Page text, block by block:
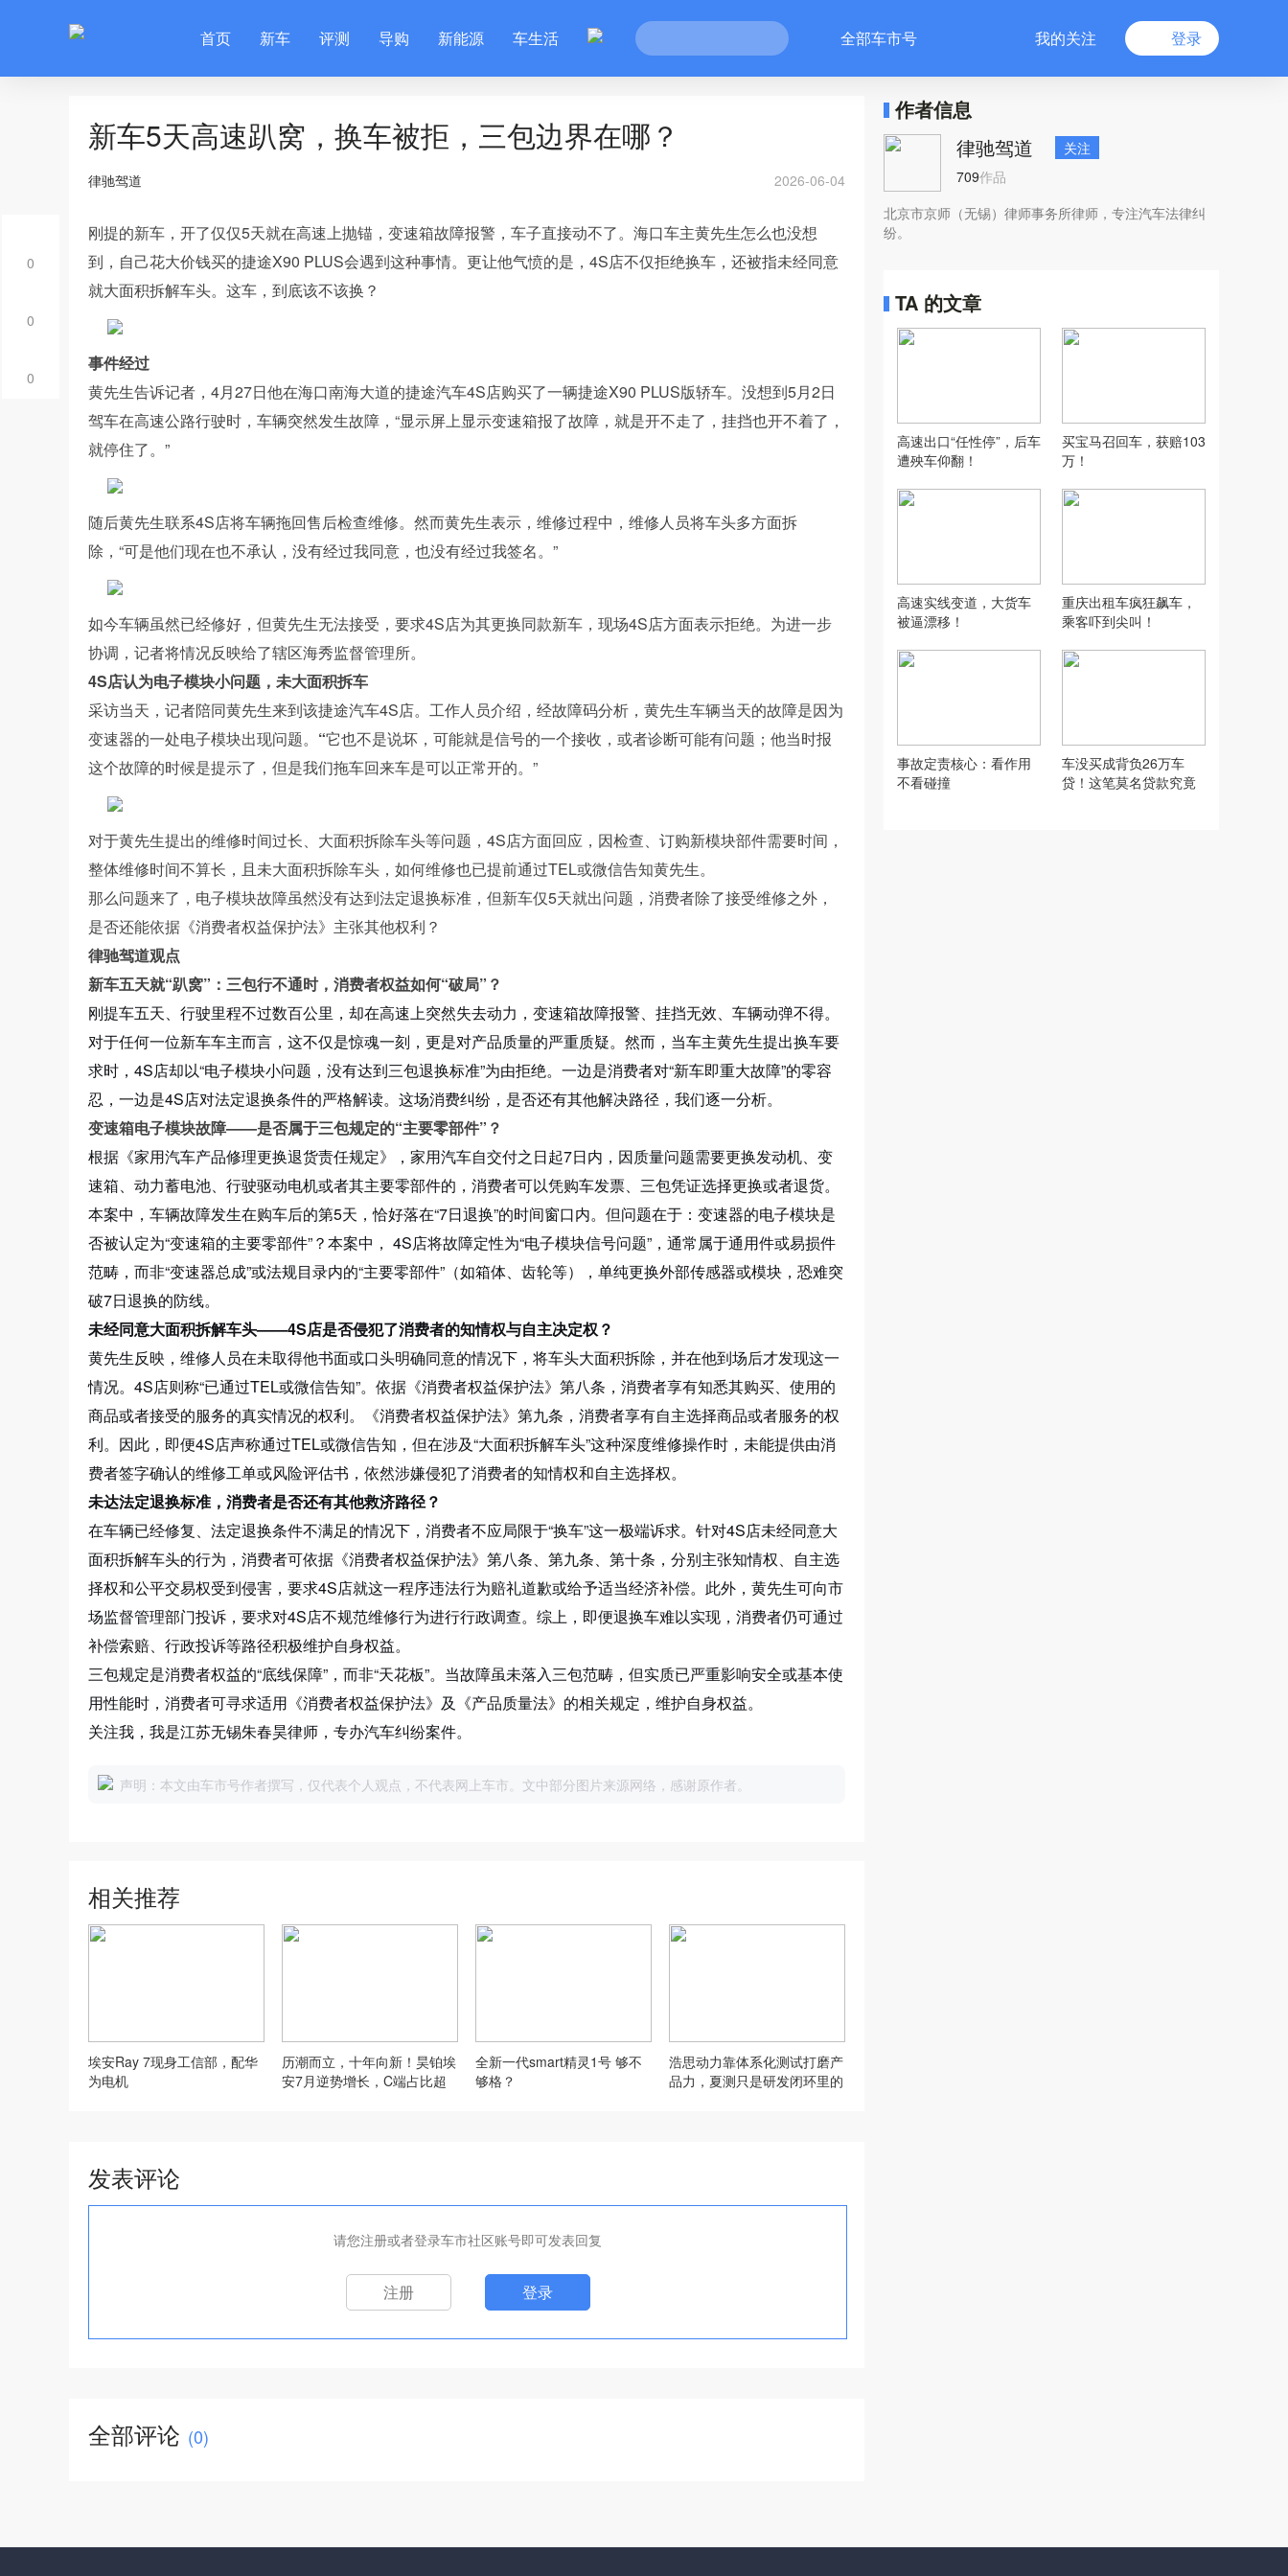
首页 新车 评测 导购 新能源 车生活 全部车市号 我的关注 登录
0
0
0
新车5天高速趴窝，换车被拒，三包边界在哪？
律驰驾道 2026-06-04
刚提的新车，开了仅仅5天就在高速上抛锚，变速箱故障报警，车子直接动不了。海口车主黄先生怎么也没想
到，自己花大价钱买的捷途X90 PLUS会遇到这种事情。更让他气愤的是，4S店不仅拒绝换车，还被指未经同意
就大面积拆解车头。这车，到底该不该换？
事件经过
黄先生告诉记者，4月27日他在海口南海大道的捷途汽车4S店购买了一辆捷途X90 PLUS版轿车。没想到5月2日
驾车在高速公路行驶时，车辆突然发生故障，“显示屏上显示变速箱报了故障，就是开不走了，挂挡也开不着了，
就停住了。”
随后黄先生联系4S店将车辆拖回售后检查维修。然而黄先生表示，维修过程中，维修人员将车头多方面拆
除，“可是他们现在也不承认，没有经过我同意，也没有经过我签名。”
如今车辆虽然已经修好，但黄先生无法接受，要求4S店为其更换同款新车，现场4S店方面表示拒绝。为进一步
协调，记者将情况反映给了辖区海秀监督管理所。
4S店认为电子模块小问题，未大面积拆车
采访当天，记者陪同黄先生来到该捷途汽车4S店。工作人员介绍，经故障码分析，黄先生车辆当天的故障是因为
变速器的一处电子模块出现问题。 “它也不是说坏，可能就是信号的一个接收，或者诊断可能有问题；他当时报
这个故障的时候是提示了，但是我们拖车回来车是可以正常开的。”
对于黄先生提出的维修时间过长、大面积拆除车头等问题，4S店方面回应，因检查、订购新模块部件需要时间，
整体维修时间不算长，且未大面积拆除车头，如何维修也已提前通过TEL或微信告知黄先生。
那么问题来了，电子模块故障虽然没有达到法定退换标准，但新车仅5天就出问题，消费者除了接受维修之外，
是否还能依据《消费者权益保护法》主张其他权利？
律驰驾道观点
新车五天就“趴窝”：三包行不通时，消费者权益如何“破局”？
刚提车五天、行驶里程不过数百公里，却在高速上突然失去动力，变速箱故障报警、挂挡无效、车辆动弹不得。
对于任何一位新车车主而言，这不仅是惊魂一刻，更是对产品质量的严重质疑。然而，当车主黄先生提出换车要
求时，4S店却以“电子模块小问题，没有达到三包退换标准”为由拒绝。一边是消费者对“新车即重大故障”的零容
忍，一边是4S店对法定退换条件的严格解读。这场消费纠纷，是否还有其他解决路径，我们逐一分析。
变速箱电子模块故障——是否属于三包规定的“主要零部件”？
根据《家用汽车产品修理更换退货责任规定》，家用汽车自交付之日起7日内，因质量问题需要更换发动机、变
速箱、动力蓄电池、行驶驱动电机或者其主要零部件的，消费者可以凭购车发票、三包凭证选择更换或者退货。
本案中，车辆故障发生在购车后的第5天，恰好落在“7日退换”的时间窗口内。但问题在于：变速器的电子模块是
否被认定为“变速箱的主要零部件”？本案中， 4S店将故障定性为“电子模块信号问题”，通常属于通用件或易损件
范畴，而非“变速器总成”或法规目录内的“主要零部件”（如箱体、齿轮等），单纯更换外部传感器或模块，恐难突
破7日退换的防线。
未经同意大面积拆解车头——4S店是否侵犯了消费者的知情权与自主决定权？
黄先生反映，维修人员在未取得他书面或口头明确同意的情况下，将车头大面积拆除，并在他到场后才发现这一
情况。4S店则称“已通过TEL或微信告知”。依据《消费者权益保护法》第八条，消费者享有知悉其购买、使用的
商品或者接受的服务的真实情况的权利。《消费者权益保护法》第九条，消费者享有自主选择商品或者服务的权
利。因此，即便4S店声称通过TEL或微信告知，但在涉及“大面积拆解车头”这种深度维修操作时，未能提供由消
费者签字确认的维修工单或风险评估书，依然涉嫌侵犯了消费者的知情权和自主选择权。
未达法定退换标准，消费者是否还有其他救济路径？
在车辆已经修复、法定退换条件不满足的情况下，消费者不应局限于“换车”这一极端诉求。针对4S店未经同意大
面积拆解车头的行为，消费者可依据《消费者权益保护法》第八条、第九条、第十条，分别主张知情权、自主选
择权和公平交易权受到侵害，要求4S店就这一程序违法行为赔礼道歉或给予适当经济补偿。此外，黄先生可向市
场监督管理部门投诉，要求对4S店不规范维修行为进行行政调查。综上，即便退换车难以实现，消费者仍可通过
补偿索赔、行政投诉等路径积极维护自身权益。
三包规定是消费者权益的“底线保障”，而非“天花板”。当故障虽未落入三包范畴，但实质已严重影响安全或基本使
用性能时，消费者可寻求适用《消费者权益保护法》及《产品质量法》的相关规定，维护自身权益。
关注我，我是江苏无锡朱春昊律师，专办汽车纠纷案件。
声明：本文由车市号作者撰写，仅代表个人观点，不代表网上车市。文中部分图片来源网络，感谢原作者。
相关推荐
埃安Ray 7现身工信部，配华
为电机
历潮而立，十年向新！昊铂埃
安7月逆势增长，C端占比超
全新一代smart精灵1号 够不
够格？
浩思动力靠体系化测试打磨产
品力，夏测只是研发闭环里的
发表评论
请您注册或者登录车市社区账号即可发表回复
注册 登录
全部评论 (0)
作者信息
律驰驾道
关注
709作品
北京市京师（无锡）律师事务所律师，专注汽车法律纠
纷。
TA 的文章
高速出口“任性停”，后车
遭殃车仰翻！
买宝马召回车，获赔103
万！
高速实线变道，大货车
被逼漂移！
重庆出租车疯狂飙车，
乘客吓到尖叫！
事故定责核心：看作用
不看碰撞
车没买成背负26万车
贷！这笔莫名贷款究竟